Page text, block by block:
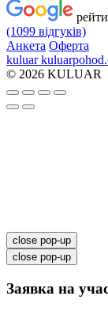
(1099 відгуків)
Анкета Оферта
kuluar kuluarpohod.
© 2026 KULUAR
close pop-up
close pop-up
Заявка на